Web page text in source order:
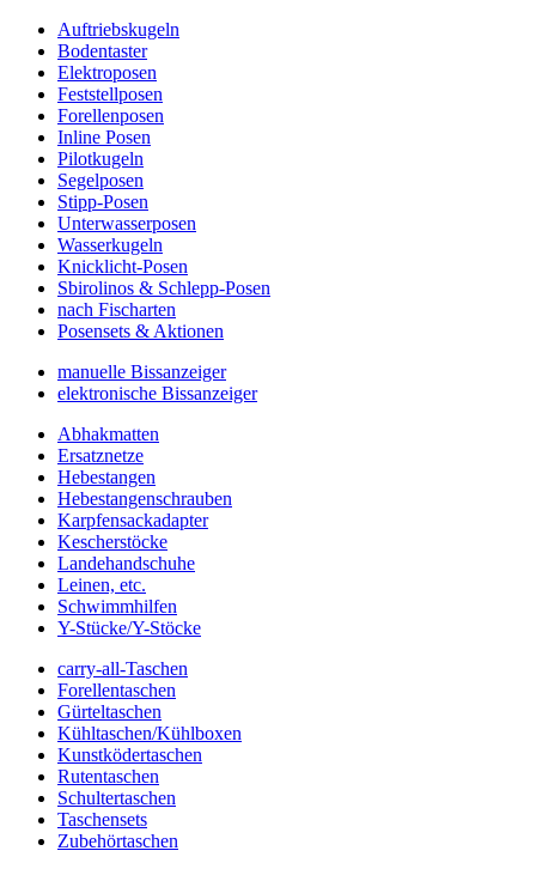
Auftriebskugeln
Bodentaster
Elektroposen
Feststellposen
Forellenposen
Inline Posen
Pilotkugeln
Segelposen
Stipp-Posen
Unterwasserposen
Wasserkugeln
Knicklicht-Posen
Sbirolinos & Schlepp-Posen
nach Fischarten
Posensets & Aktionen
manuelle Bissanzeiger
elektronische Bissanzeiger
Abhakmatten
Ersatznetze
Hebestangen
Hebestangenschrauben
Karpfensackadapter
Kescherstöcke
Landehandschuhe
Leinen, etc.
Schwimmhilfen
Y-Stücke/Y-Stöcke
carry-all-Taschen
Forellentaschen
Gürteltaschen
Kühltaschen/Kühlboxen
Kunstködertaschen
Rutentaschen
Schultertaschen
Taschensets
Zubehörtaschen